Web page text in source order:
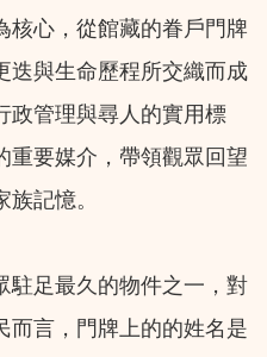
核心，從館藏的眷戶門牌
迭與生命歷程所交織而成
政管理與尋人的實用標
重要媒介，帶領觀眾回望
記憶。
駐足最久的物件之一，對
而言，門牌上的的姓名是